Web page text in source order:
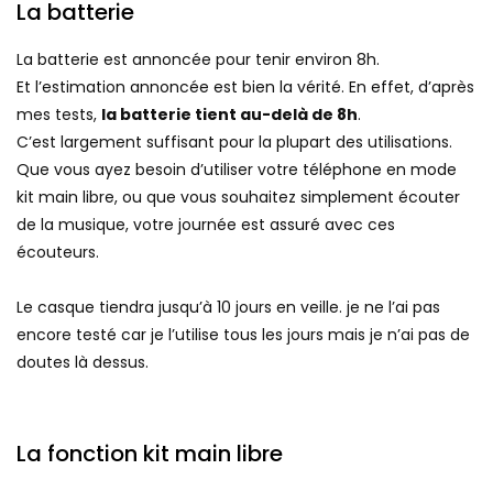
La batterie
La batterie est annoncée pour tenir environ 8h.
Et l’estimation annoncée est bien la vérité. En effet, d’après
mes tests, la batterie tient au-delà de 8h.
C’est largement suffisant pour la plupart des utilisations.
Que vous ayez besoin d’utiliser votre téléphone en mode
kit main libre, ou que vous souhaitez simplement écouter
de la musique, votre journée est assuré avec ces
écouteurs.
Le casque tiendra jusqu’à 10 jours en veille. je ne l’ai pas
encore testé car je l’utilise tous les jours mais je n’ai pas de
doutes là dessus.
La fonction kit main libre